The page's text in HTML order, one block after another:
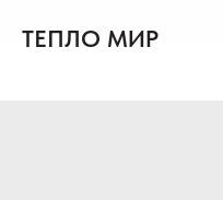
ТЕПЛО МИР